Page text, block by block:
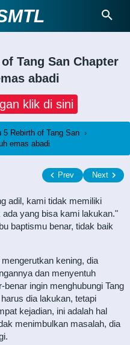
Tang San Chapter
abadi
klik di sini
5 Rebirth of Tang San ›
emas abadi
Prev Next
adil, kami tidak memiliki
yang bisa kami lakukan."
baptismu benar, tidak baik
kening, dia
dan menyentuh
ingin menghubungi Tang
dia lakukan, tetapi
kejadian, ini adalah hal
menimbulkan masalah, dia